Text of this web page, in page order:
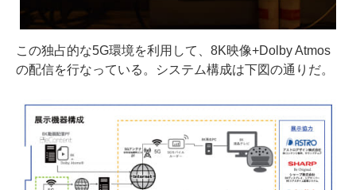
この独占的な5G環境を利用して、8K映像+Dolby Atmos
の配信を行なっている。システム構成は下図の通りだ。